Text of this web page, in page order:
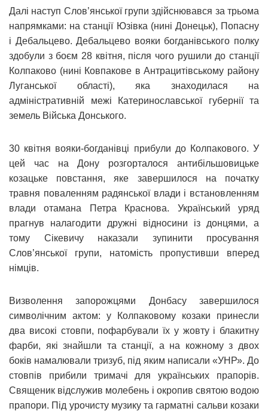
Далі наступ Слов’янської групи здійснювався за трьома
напрямками: на станції Юзівка (нині Донецьк), Попасну
і Дебальцево. Дебальцево вояки богданівського полку
здобули з боєм 28 квітня, після чого рушили до станції
Колпаково (нині Ковпакове в Антрацитівському району
Луганської області), яка знаходилася на
адміністративній межі Катеринославської губернії та
земель Війська Донського.
30 квітня вояки-богданівці прибули до Колпакового. У
цей час на Дону розгорталося антибільшовицьке
козацьке повстання, яке завершилося на початку
травня поваленням радянської влади і встановленням
влади отамана Петра Краснова. Український уряд
прагнув налагодити дружні відносини із донцями, а
тому Сікевичу наказали зупинити просування
Слов’янської групи, натомість пропустивши вперед
німців.
Визволення запорожцями Донбасу завершилося
символічним актом: у Колпаковому козаки принесли
два високі стовпи, пофарбували їх у жовту і блакитну
фарби, які знайшли та станції, а на кожному з двох
боків намалювали тризуб, під яким написали «УНР». До
стовпів прибили тримачі для українських прапорів.
Священик відслужив молебень і окропив святою водою
прапори. Під урочисту музику та гарматні сальви козаки